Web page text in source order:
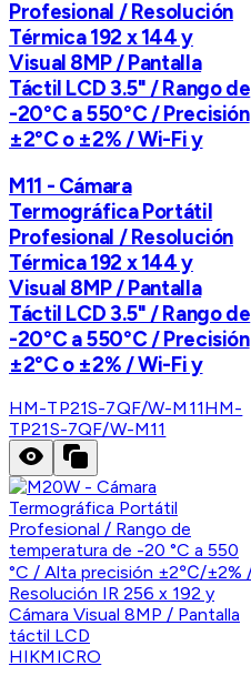
Profesional / Resolución
Térmica 192 x 144 y
Visual 8MP / Pantalla
Táctil LCD 3.5" / Rango de
-20°C a 550°C / Precisión
±2°C o ±2% / Wi-Fi y
M11 - Cámara
Termográfica Portátil
Profesional / Resolución
Térmica 192 x 144 y
Visual 8MP / Pantalla
Táctil LCD 3.5" / Rango de
-20°C a 550°C / Precisión
±2°C o ±2% / Wi-Fi y
HM-TP21S-7QF/W-M11HM-
TP21S-7QF/W-M11
HIKMICRO